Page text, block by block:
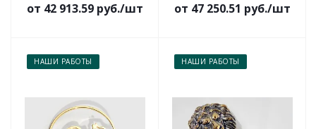
от 42 913.59 руб./шт от 47 250.51 руб./шт
НАШИ РАБОТЫ НАШИ РАБОТЫ